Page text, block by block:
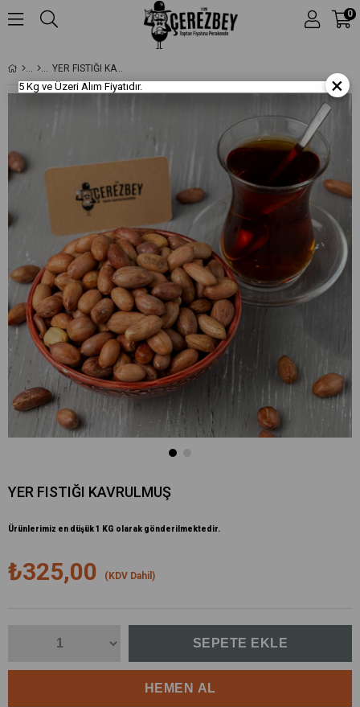
0
YER FISTIĞI KAVRULMUŞ
YER FISTIĞI KAVRULMUŞ
Ürünlerimiz en düşük 1 KG olarak gönderilmektedir.
₺325,00 (KDV Dahil)
×
5 Kg ve Üzeri Alım Fiyatıdır.